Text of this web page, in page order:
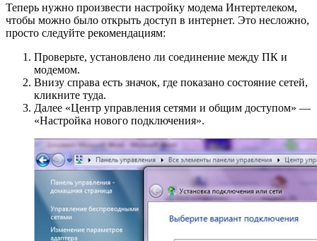
Теперь нужно произвести настройку модема Интертелеком,
чтобы можно было открыть доступ в интернет. Это несложно,
просто следуйте рекомендациям:
Проверьте, установлено ли соединение между ПК и
модемом.
Внизу справа есть значок, где показано состояние сетей,
кликните туда.
Далее «Центр управления сетями и общим доступом» —
«Настройка нового подключения».